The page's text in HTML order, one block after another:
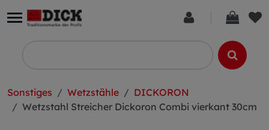
Sonstiges Wetzstähle
DICKORON
Wetzstahl Streicher Dickoron Combi vierkant 30cm